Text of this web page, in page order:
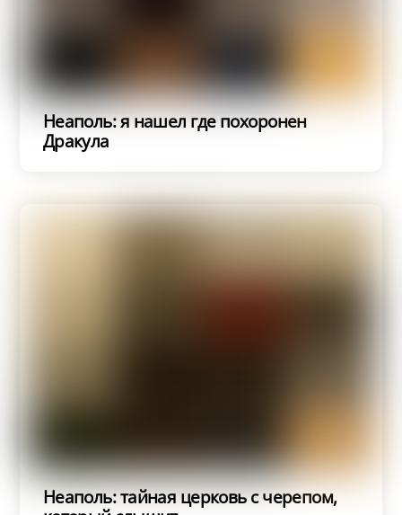
Неаполь: я нашел где похоронен
Дракула
Неаполь: тайная церковь с черепом,